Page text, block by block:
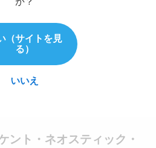
だと感じます。
有の後味の「もったり感」
たりと後味を楽しめる1本で
ント・ネオスティック・
（サイトを見
る）
いいえ